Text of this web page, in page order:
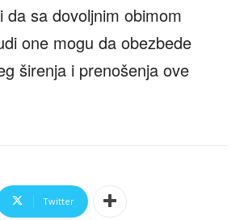
da sa dovoljnim obimom
one mogu da obezbede
širenja i prenošenja ove
Twitter